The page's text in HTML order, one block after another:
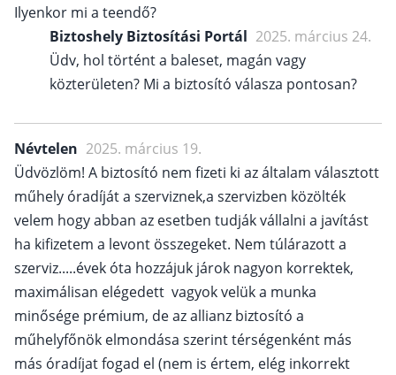
Ilyenkor mi a teendő?
Biztoshely Biztosítási Portál 2025. március 24.
Üdv, hol történt a baleset, magán vagy
közterületen? Mi a biztosító válasza pontosan?
Névtelen 2025. március 19.
Üdvözlöm! A biztosító nem fizeti ki az általam választott
műhely óradíját a szerviznek,a szervizben közölték
velem hogy abban az esetben tudják vállalni a javítást
ha kifizetem a levont összegeket. Nem túlárazott a
szerviz.....évek óta hozzájuk járok nagyon korrektek,
maximálisan elégedett vagyok velük a munka
minősége prémium, de az allianz biztosító a
műhelyfőnök elmondása szerint térségenként más
más óradíjat fogad el (nem is értem, elég inkorrekt